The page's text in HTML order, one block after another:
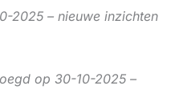
2025 – nieuwe inzichten
op 30-10-2025 –